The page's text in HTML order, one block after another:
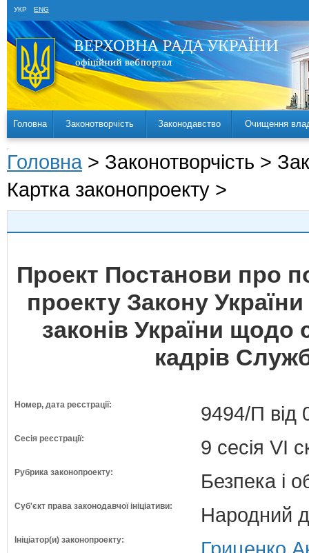
УКР ENG
Головна Законотворчість Законодавство Очищення
Головна > Законотворчість >
Картка законопроекту >
Проект Постанови про
проекту Закону
законів України щодо
кадрів
Номер, дата реєстрації: 9494/П від
Сесія реєстрації: 9 сесія VI
Рубрика законопроекту: Безпека і
Суб'єкт права законодавчої ініціативи: Народний
Ініціатор(и) законопроекту: